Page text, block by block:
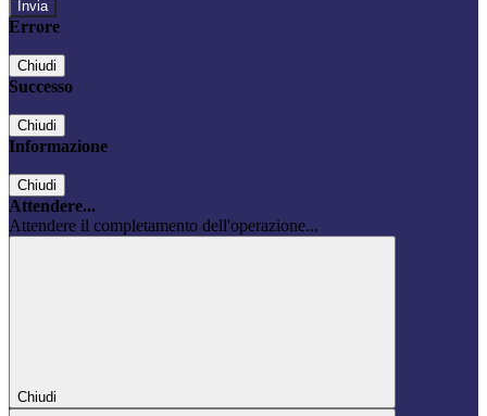
Errore
Chiudi
Successo
Chiudi
Informazione
Chiudi
Attendere...
Attendere il completamento dell'operazione...
Chiudi